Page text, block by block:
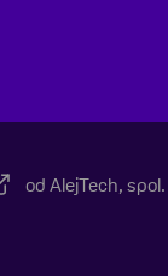
od AlejTech, spol.